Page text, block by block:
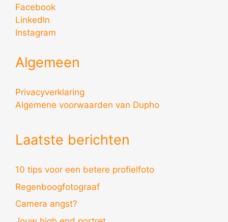
Facebook
LinkedIn
Instagram
Algemeen
Privacyverklaring
Algemene voorwaarden van Dupho
Laatste berichten
10 tips voor een betere profielfoto
Regenboogfotograaf
Camera angst?